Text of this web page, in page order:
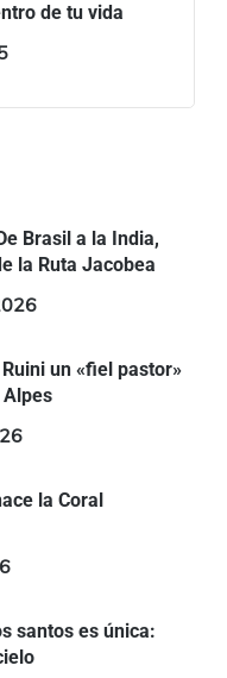
de tu vida
Brasil a la India,
la Ruta Jacobea
un «fiel pastor»
la Coral
santos es única: